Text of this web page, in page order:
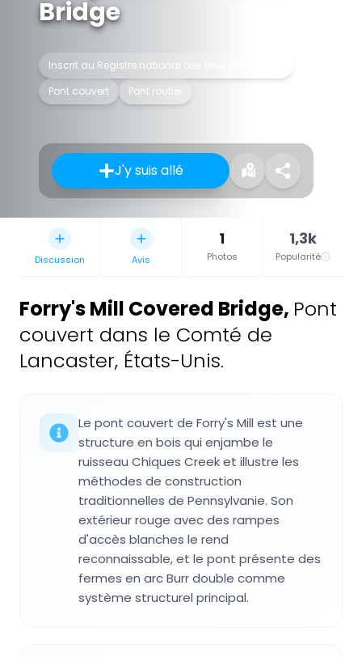
Bridge
Inscrit au Registre national des lieux historiques
Pont couvert
Pont routier
J'y suis allé
Discussion Avis
1
Photos
1,3k
Popularité
Forry's Mill Covered Bridge, Pont
couvert dans le Comté de
Lancaster, États-Unis.
Le pont couvert de Forry's Mill est une
structure en bois qui enjambe le
ruisseau Chiques Creek et illustre les
méthodes de construction
traditionnelles de Pennsylvanie. Son
extérieur rouge avec des rampes
d'accès blanches le rend
reconnaissable, et le pont présente des
fermes en arc Burr double comme
système structurel principal.